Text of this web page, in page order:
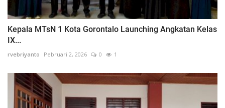
Kepala MTsN 1 Kota Gorontalo Launching Angkatan Kelas
IX...
rvebriyanto Pebruari 2, 2026 0 1